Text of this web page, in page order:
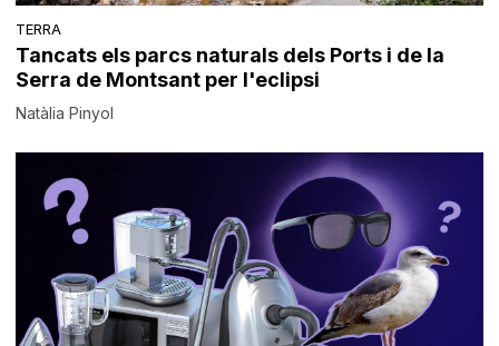
TERRA
Tancats els parcs naturals dels Ports i de la
Serra de Montsant per l'eclipsi
Natàlia Pinyol